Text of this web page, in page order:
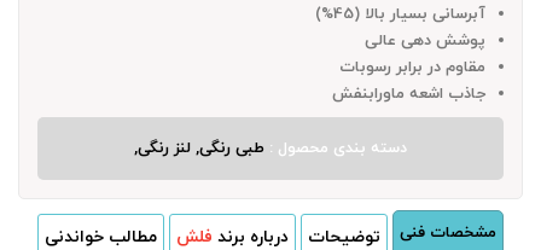
آبرسانی بسیار بالا (45%)
پوشش دهی عالی
مقاوم در برابر رسوبات
جاذب اشعه ماورابنفش
دسته بندی محصول : طبی رنگی, لنز رنگی,
مشخصات فنی توضیحات درباره برند فلش مطالب خواندنی